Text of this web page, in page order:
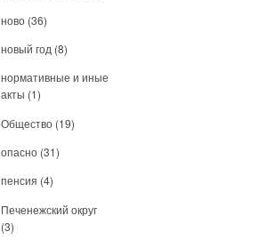
ново (36)
новый год (8)
нормативные и иные
акты (1)
Общество (19)
опасно (31)
пенсия (4)
Печенежский округ
(3)